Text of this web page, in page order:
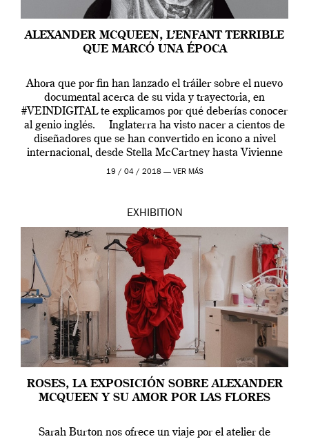
ALEXANDER MCQUEEN, L’ENFANT TERRIBLE
QUE MARCÓ UNA ÉPOCA
Ahora que por fin han lanzado el tráiler sobre el nuevo
documental acerca de su vida y trayectoria, en
#VEINDIGITAL te explicamos por qué deberías conocer
al genio inglés. Inglaterra ha visto nacer a cientos de
diseñadores que se han convertido en icono a nivel
internacional, desde Stella McCartney hasta Vivienne
Westwood pasando […]
19 / 04 / 2018 — VER MÁS
EXHIBITION
ROSES, LA EXPOSICIÓN SOBRE ALEXANDER
MCQUEEN Y SU AMOR POR LAS FLORES
Sarah Burton nos ofrece un viaje por el atelier de